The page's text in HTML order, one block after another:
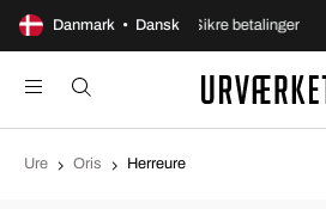
Danmark • Dansk
køb Sikre betalinger
Ure Oris Herreure